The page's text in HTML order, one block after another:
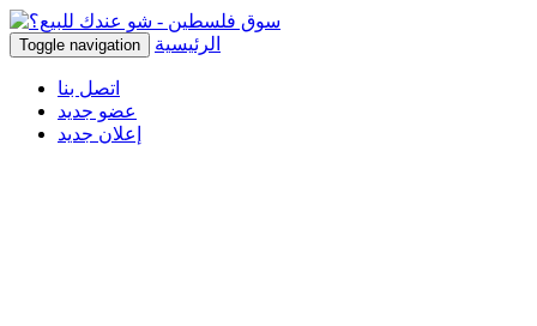
Toggle navigation الرئيسية
اتصل بنا
عضو جديد
إعلان جديد